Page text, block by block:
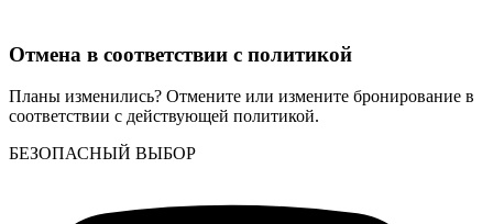
Отмена в соответствии с политикой
Планы изменились? Отмените или измените бронирование в
соответствии с действующей политикой.
БЕЗОПАСНЫЙ ВЫБОР